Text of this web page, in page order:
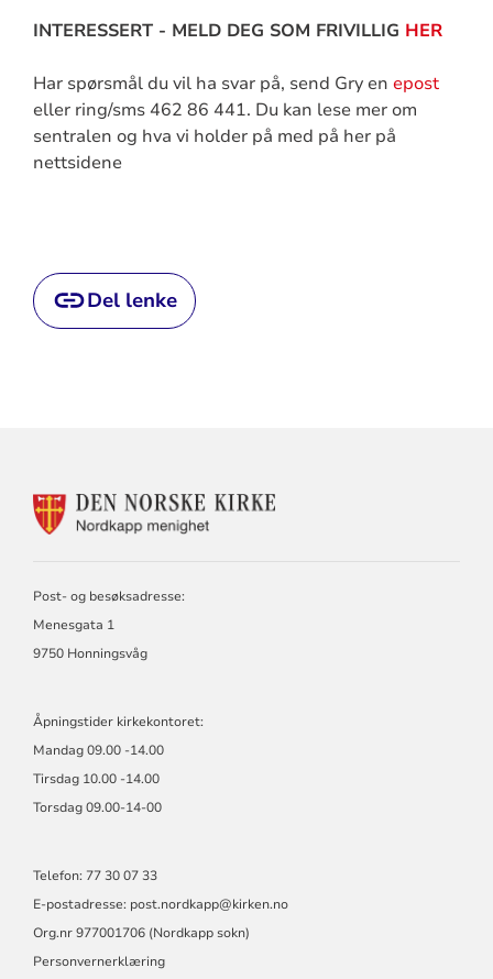
INTERESSERT - MELD DEG SOM FRIVILLIG HER
Har spørsmål du vil ha svar på, send Gry en epost
eller ring/sms 462 86 441. Du kan lese mer om
sentralen og hva vi holder på med på her på
nettsidene
Del lenke
KONTAKTINFORMASJON
Post- og besøksadresse:
Menesgata 1
9750 Honningsvåg
Åpningstider kirkekontoret:
Mandag 09.00 -14.00
Tirsdag 10.00 -14.00
Torsdag 09.00-14-00
Telefon: 77 30 07 33
E-postadresse: post.nordkapp@kirken.no
Org.nr 977001706 (Nordkapp sokn)
Personvernerklæring